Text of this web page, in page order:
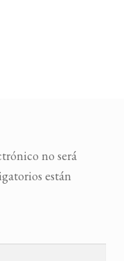
no será
están